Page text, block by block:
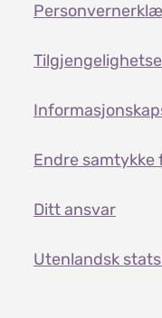
Endre
Ditt ansvar
Utenlandsk